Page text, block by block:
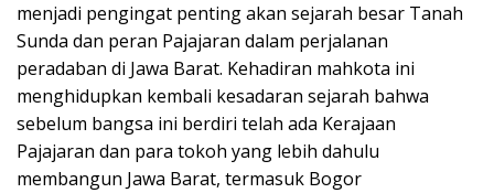
menjadi pengingat penting akan sejarah besar Tanah
Sunda dan peran Pajajaran dalam perjalanan
peradaban di Jawa Barat. Kehadiran mahkota ini
menghidupkan kembali kesadaran sejarah bahwa
sebelum bangsa ini berdiri telah ada Kerajaan
Pajajaran dan para tokoh yang lebih dahulu
membangun Jawa Barat, termasuk Bogor